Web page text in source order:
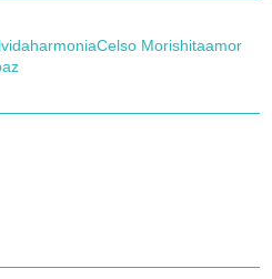
vidaharmoniaCelso Morishitaamor